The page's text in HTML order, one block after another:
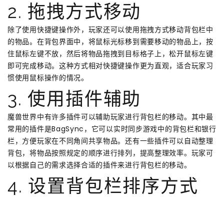
2. 拖拽方式移动
除了使用快捷键操作外，玩家还可以使用拖拽方式移动背包栏中
的物品。在背包界面中，将鼠标光标移到需要移动的物品上，按
住鼠标左键不放，然后将物品拖拽到目标格子上，松开鼠标左键
即可完成移动。这种方式相对快捷键操作更为直观，适合玩家习
惯使用鼠标操作的情况。
3. 使用插件辅助
魔兽世界中有许多插件可以辅助玩家进行背包栏的移动。其中最
常用的插件是BagSync，它可以实时同步游戏中的背包栏和银行
栏，方便玩家在不同角间共享物品。还有一些插件可以自动整理
背包，将物品按照规定的顺序进行排列，提高整理效率。玩家可
以根据自己的需求选择合适的插件来进行背包栏的移动。
4. 设置背包栏排序方式